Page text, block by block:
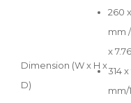
Dimension (W x H x
D)
260
mm
x
314 x
mm/